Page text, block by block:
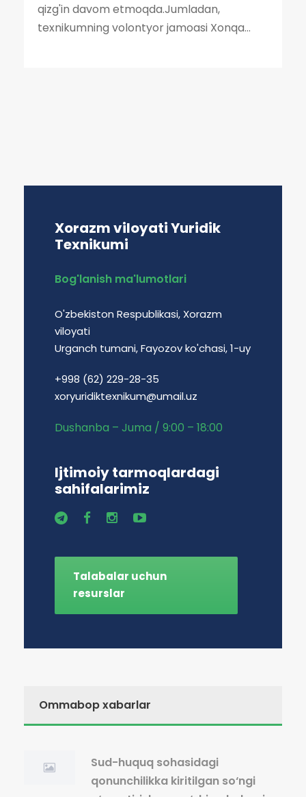
qizg'in davom etmoqda.Jumladan,
texnikumning volontyor jamoasi Xonqa...
Xorazm viloyati Yuridik
Texnikumi
Bog'lanish ma'lumotlari
O'zbekiston Respublikasi, Xorazm
viloyati
Urganch tumani, Fayozov ko'chasi, 1-uy
+998 (62) 229-28-35
xoryuridiktexnikum@umail.uz
Dushanba – Juma / 9:00 – 18:00
Ijtimoiy tarmoqlardagi
sahifalarimiz
Talabalar uchun
resurslar
Ommabop xabarlar
Sud-huquq sohasidagi
qonunchilikka kiritilgan so‘ngi